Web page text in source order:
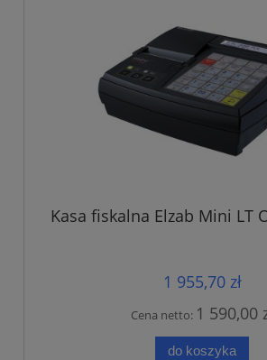
Kasa fiskalna Elzab Mini LT
1 955,70 zł
Cena netto: 1 590,00
do koszyka